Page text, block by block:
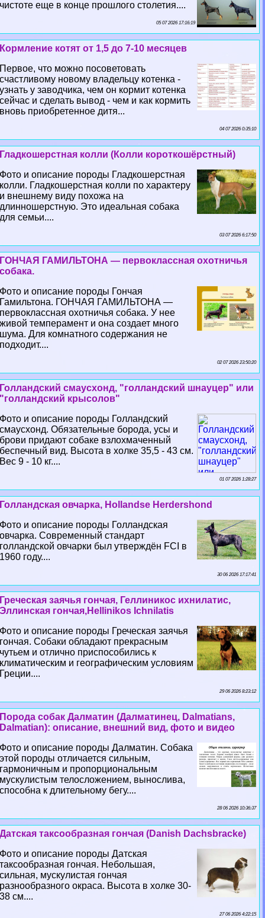
чистоте еще в конце прошлого столетия....
05 07 2026 17:16:19
Кормление котят от 1,5 до 7-10 месяцев
Первое, что можно посоветовать
счастливому новому владельцу котенка -
узнать у заводчика, чем он кормит котенка
сейчас и сделать вывод - чем и как кормить
вновь приобретенное дитя...
04 07 2026 0:35:10
Гладкошерстная колли (Колли короткошёрстный)
Фото и описание породы Гладкошерстная
колли. Гладкошерстная колли по хаpaктеру
и внешнему виду похожа на
длинношерстную. Это идеальная собака
для семьи....
03 07 2026 6:17:50
ГОНЧАЯ ГАМИЛЬТОНА — первоклассная охотничья
собака.
Фото и описание породы Гончая
Гамильтона. ГОНЧАЯ ГАМИЛЬТОНА —
первоклассная охотничья собака. У нее
живой темперамент и она создает много
шума. Для комнатного содержания не
подходит....
02 07 2026 23:50:20
Голландский смаусхонд, "голландский шнауцер" или
"голландский крысолов"
Фото и описание породы Голландский
смаусхонд. Обязательные борода, усы и
брови придают собаке взлохмаченный
беспечный вид. Высота в холке 35,5 - 43 см.
Вес 9 - 10 кг....
01 07 2026 1:28:27
Голландская овчарка, Hollandse Herdershond
Фото и описание породы Голландская
овчарка. Современный стандарт
голландской овчарки был утверждён FCI в
1960 году....
30 06 2026 17:17:41
Греческая заячья гончая, Геллиникос ихнилатис,
Эллинская гончая,Hellinikos Ichnilatis
Фото и описание породы Греческая заячья
гончая. Собаки обладают прекрасным
чутьем и отлично приспособились к
климатическим и географическим условиям
Греции....
29 06 2026 8:23:12
Порода собак Далматин (Далматинец, Dalmatians,
Dalmatian): описание, внешний вид, фото и видео
Фото и описание породы Далматин. Собака
этой породы отличается сильным,
гармоничным и пропорциональным
мускулистым телосложением, вынослива,
способна к длительному бегу....
28 06 2026 10:36:37
Датская таксообразная гончая (Danish Dachsbracke)
Фото и описание породы Датская
таксообразная гончая. Небольшая,
сильная, мускулистая гончая
разнообразного окраса. Высота в холке 30-
38 см....
27 06 2026 4:22:15